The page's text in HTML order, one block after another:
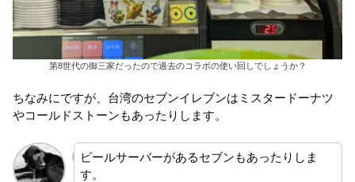
第8世代の御三家だったので過去のコラボの使い回しでしょうか？
ちなみにですが、台湾のセブンイレブンはミスタードーナツ
やコールドストーンもあったりします。
ビールサーバーがあるセブンもあったりしま
す。